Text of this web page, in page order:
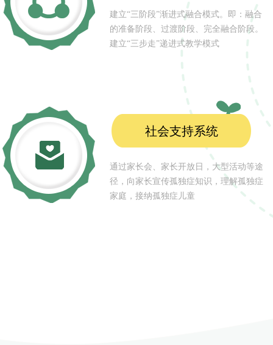
建立“三阶段”渐进式融合模式。即：融合
的准备阶段、过渡阶段、完全融合阶段。
建立“三步走”递进式教学模式
社会支持系统
通过家长会、家长开放日，大型活动等途
径，向家长宣传孤独症知识，理解孤独症
家庭，接纳孤独症儿童